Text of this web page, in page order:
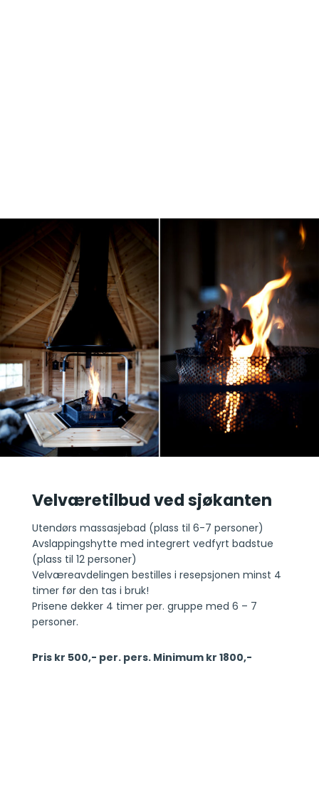
Velværetilbud ved sjøkanten
Utendørs massasjebad (plass til 6-7 personer)
Avslappingshytte med integrert vedfyrt badstue
(plass til 12 personer)
Velværeavdelingen bestilles i resepsjonen minst 4
timer før den tas i bruk!
Prisene dekker 4 timer per. gruppe med 6 – 7
personer.
Pris kr 500,- per. pers. Minimum kr 1800,-